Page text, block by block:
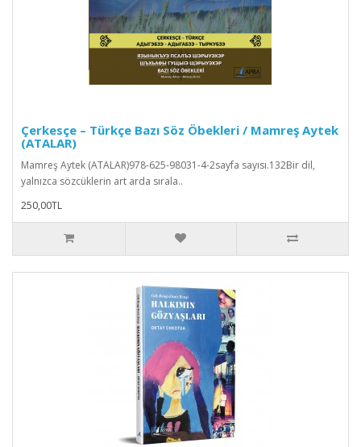
Çerkesçe – Türkçe Bazı Söz Öbekleri / Mamreş Aytek
(ATALAR)
Mamreş Aytek (ATALAR)978-625-98031-4-2sayfa sayısı.132Bir dil,
yalnızca sözcüklerin art arda sırala..
250,00TL